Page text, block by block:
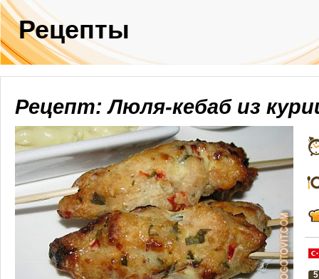
Рецепты
Рецепт: Люля-кебаб из
5